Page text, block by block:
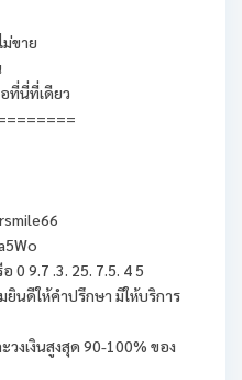
ขาย
ที่นี่ที่เดียว
0 9.7 .3. 25. 7.5. 4 5
ยินดีให้คำปรึกษา มีให้บริการ
งเงินสูงสุด 90-100% ของ